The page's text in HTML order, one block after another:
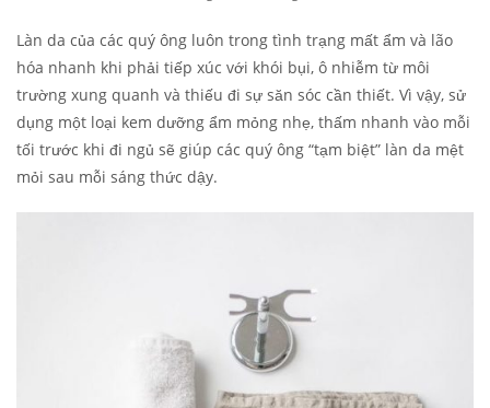
Làn da của các quý ông luôn trong tình trạng mất ẩm và lão
hóa nhanh khi phải tiếp xúc với khói bụi, ô nhiễm từ môi
trường xung quanh và thiếu đi sự săn sóc cần thiết. Vì vậy, sử
dụng một loại kem dưỡng ẩm mỏng nhẹ, thấm nhanh vào mỗi
tối trước khi đi ngủ sẽ giúp các quý ông “tạm biệt” làn da mệt
mỏi sau mỗi sáng thức dậy.